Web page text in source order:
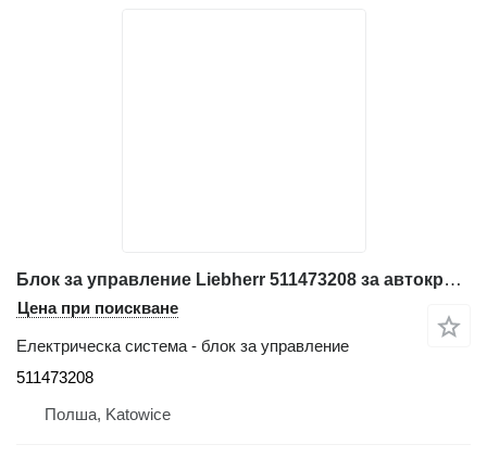
Блок за управление Liebherr 511473208 за автокран Liebherr LTM 1040/1
Цена при поискване
Електрическа система - блок за управление
511473208
Полша, Katowice